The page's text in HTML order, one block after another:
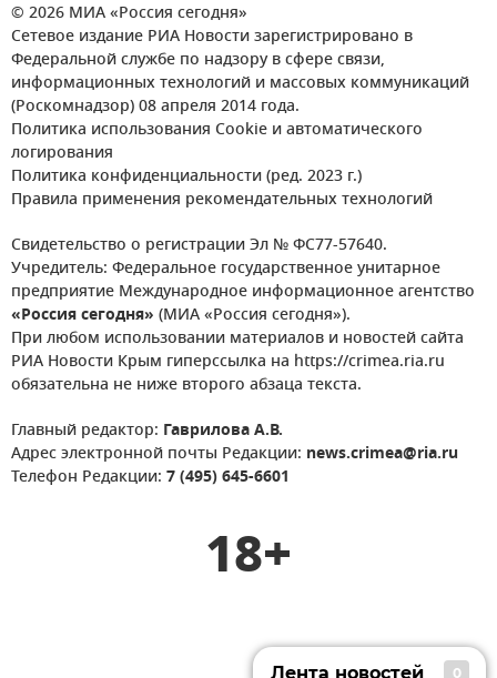
© 2026 МИА «Россия сегодня»
Сетевое издание РИА Новости зарегистрировано в
Федеральной службе по надзору в сфере связи,
информационных технологий и массовых коммуникаций
(Роскомнадзор) 08 апреля 2014 года.
Политика использования Cookie и автоматического
логирования
Политика конфиденциальности (ред. 2023 г.)
Правила применения рекомендательных технологий
Свидетельство о регистрации Эл № ФС77-57640.
Учредитель: Федеральное государственное унитарное
предприятие Международное информационное агентство
«Россия сегодня» (МИА «Россия сегодня»).
При любом использовании материалов и новостей сайта
РИА Новости Крым гиперссылка на https://crimea.ria.ru
обязательна не ниже второго абзаца текста.
Главный редактор: Гаврилова А.В.
Адрес электронной почты Редакции: news.crimea@ria.ru
Телефон Редакции: 7 (495) 645-6601
18+
Лента новостей 0